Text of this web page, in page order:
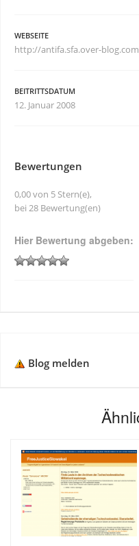
WEBSEITE
http://antifa.sfa.over-blog.com
BEITRITTSDATUM
12. Januar 2008
Bewertungen
0,00 von 5 Stern(e),
bei 28 Bewertung(en)
Hier Bewertung abgeben:
Blog melden